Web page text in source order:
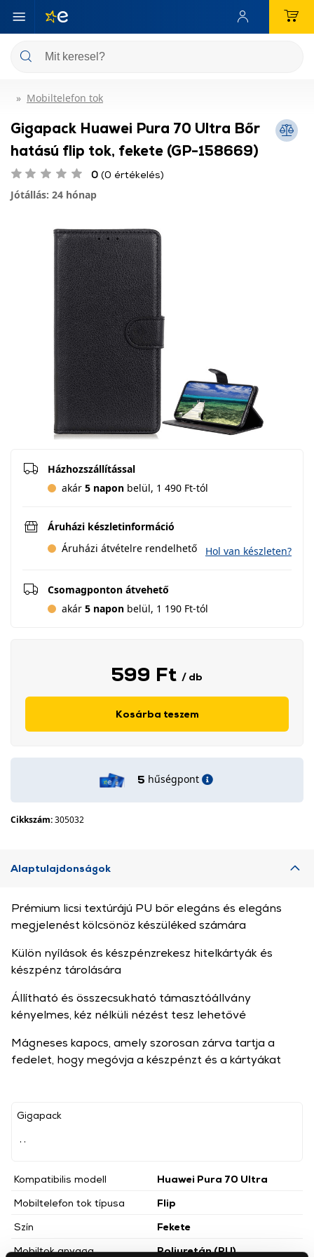
Mobiltelefon tok
Gigapack Huawei Pura 70 Ultra Bőr
hatású flip tok, fekete (GP-158669)
0 (0 értékelés)
Jótállás: 24 hónap
Házhozszállítással
akár 5 napon belül, 1 490 Ft-tól
Áruházi készletinformáció
Áruházi átvételre rendelhető
Hol van készleten?
Csomagponton átvehető
akár 5 napon belül, 1 190 Ft-tól
599 Ft / db
Kosárba teszem
5 hűségpont
Cikkszám:305032
Alaptulajdonságok
Gigapack
Kompatibilis modell
Huawei Pura 70 Ultra
Mobiltelefon tok típusa
Flip
Szín
Fekete
Mobiltok anyaga
Poliuretán (PU)
Prémium licsi textúrájú PU bőr elegáns és elegáns
megjelenést kölcsönöz készüléked számára
Külön nyílások és készpénzrekesz hitelkártyák és
készpénz tárolására
Állítható és összecsukható támasztóállvány
kényelmes, kéz nélküli nézést tesz lehetővé
Mágneses kapocs, amely szorosan zárva tartja a
fedelet, hogy megóvja a készpénzt és a kártyákat